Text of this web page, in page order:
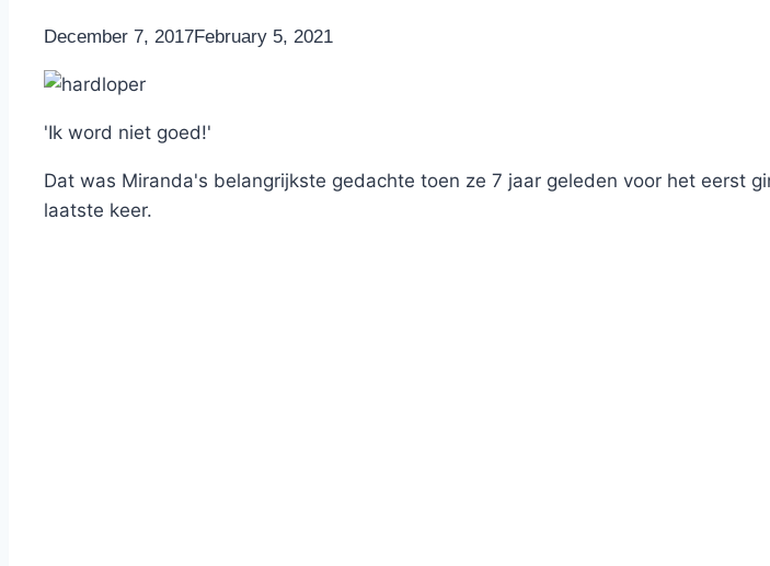
ByNicole
December 7, 2017February 5, 2021
'Ik word niet goed!'
Dat was Miranda's belangrijkste gedachte toen ze 7 jaar geleden voor het eerst
laatste keer.